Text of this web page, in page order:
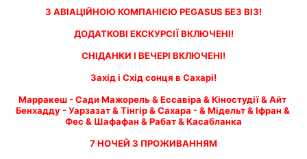
З АВІАЦІЙНОЮ КОМПАНІЄЮ PEGASUS БЕЗ ВІЗ!
ДОДАТКОВІ ЕКСКУРСІЇ ВКЛЮЧЕНІ!
СНІДАНКИ І ВЕЧЕРІ ВКЛЮЧЕНІ!
Захід і Схід сонця в Сахарі!
Марракеш - Сади Мажорель & Ессавіра & Кіностудії & Айт
Бенхадду - Уарзазат & Тінгір & Сахара - & Мідельт & Іфран &
Фес & Шафафан & Рабат & Касабланка
7 НОЧЕЙ З ПРОЖИВАННЯМ